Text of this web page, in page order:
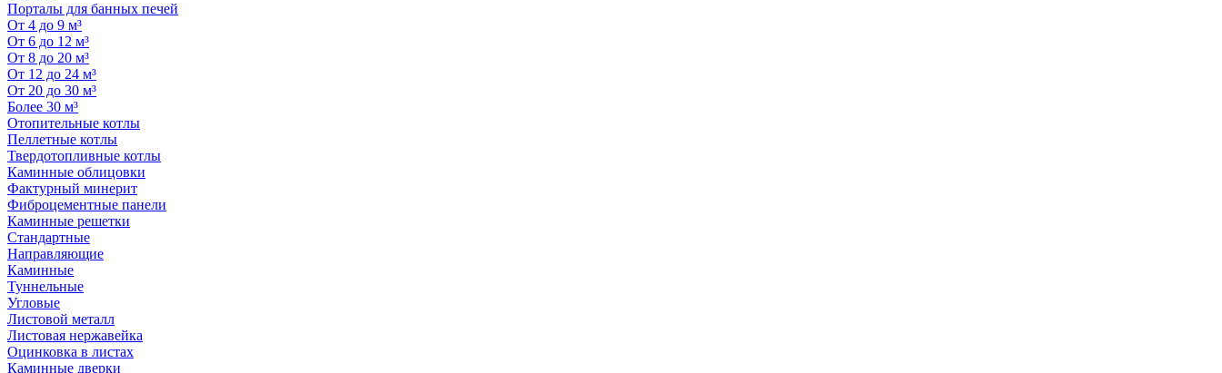
Порталы для банных печей
От 4 до 9 м³
От 6 до 12 м³
От 8 до 20 м³
От 12 до 24 м³
От 20 до 30 м³
Более 30 м³
Отопительные котлы
Пеллетные котлы
Твердотопливные котлы
Каминные облицовки
Фактурный минерит
Фиброцементные панели
Каминные решетки
Стандартные
Направляющие
Каминные
Туннельные
Угловые
Листовой металл
Листовая нержавейка
Оцинковка в листах
Каминные дверки